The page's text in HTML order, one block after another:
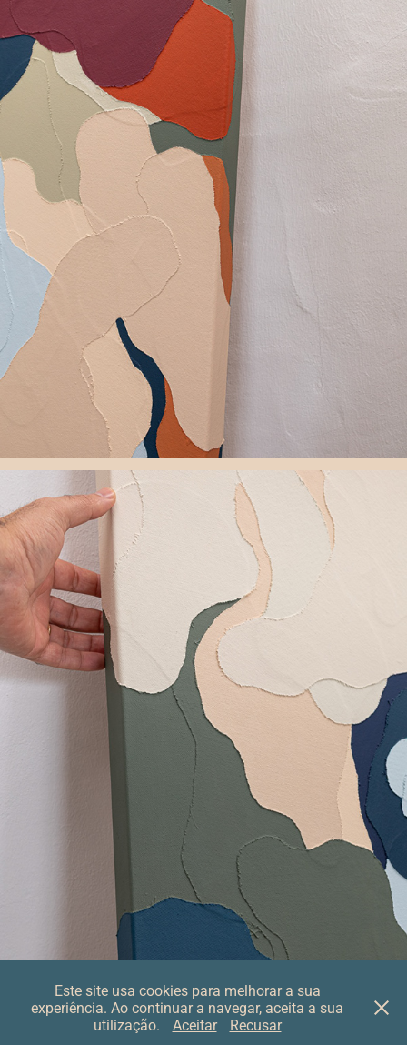
© studio farinha | rosa
Este site usa cookies para melhorar a sua
experiência. Ao continuar a navegar, aceita a sua
utilização.
Aceitar Recusar